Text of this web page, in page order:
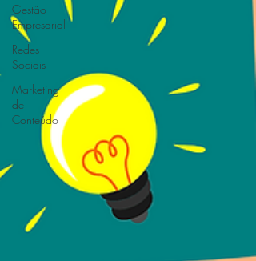
Gestão
Empresarial
Redes
Sociais
Marketing
de
Conteúdo